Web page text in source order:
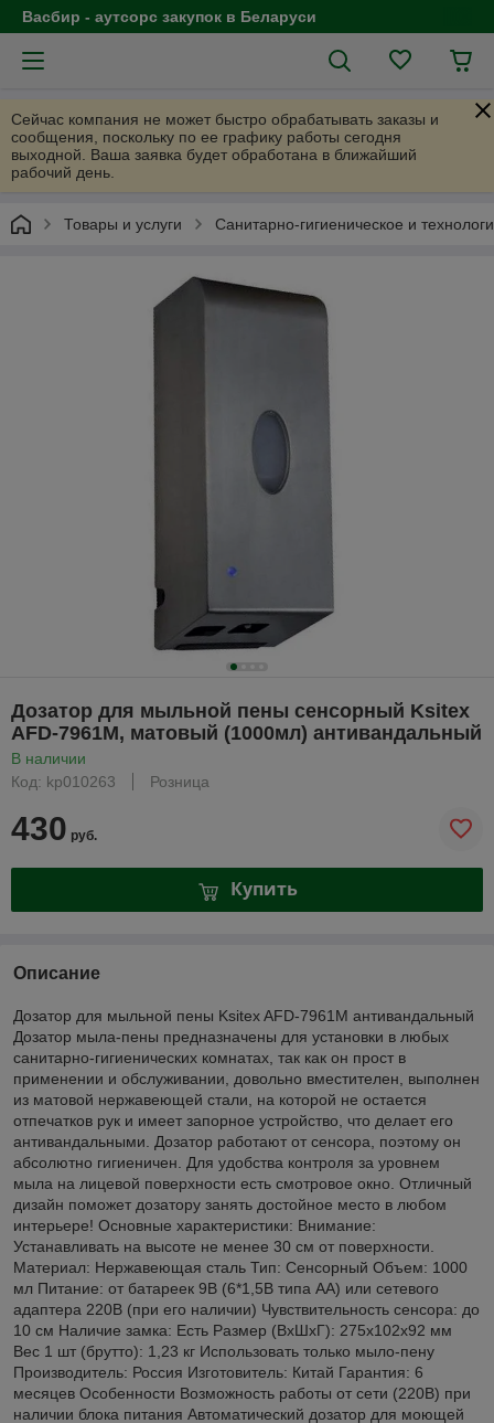
Васбир - аутсорс закупок в Беларуси
Сейчас компания не может быстро обрабатывать заказы и
сообщения, поскольку по ее графику работы сегодня
выходной. Ваша заявка будет обработана в ближайший
рабочий день.
Товары и услуги Санитарно-гигиеническое и
Дозатор для мыльной пены сенсорный Ksitex
AFD-7961M, матовый (1000мл) антивандальный
В наличии
Код: kp010263
Розница
430 руб.
Купить
Описание
Дозатор для мыльной пены Ksitex AFD-7961M антивандальный
Дозатор мыла-пены предназначены для установки в любых
санитарно-гигиенических комнатах, так как он прост в
применении и обслуживании, довольно вместителен, выполнен
из матовой нержавеющей стали, на которой не остается
отпечатков рук и имеет запорное устройство, что делает его
антивандальными. Дозатор работают от сенсора, поэтому он
абсолютно гигиеничен. Для удобства контроля за уровнем
мыла на лицевой поверхности есть смотровое окно. Отличный
дизайн поможет дозатору занять достойное место в любом
интерьере! Основные характеристики: Внимание:
Устанавливать на высоте не менее 30 см от поверхности.
Материал: Нержавеющая сталь Тип: Сенсорный Объем: 1000
мл Питание: от батареек 9В (6*1,5В типа АА) или сетевого
адаптера 220В (при его наличии) Чувствительность сенсора: до
10 см Наличие замка: Есть Размер (ВхШхГ): 275х102х92 мм
Вес 1 шт (брутто): 1,23 кг Использовать только мыло-пену
Производитель: Россия Изготовитель: Китай Гарантия: 6
месяцев Особенности Возможность работы от сети (220В) при
наличии блока питания Автоматический дозатор для моющей